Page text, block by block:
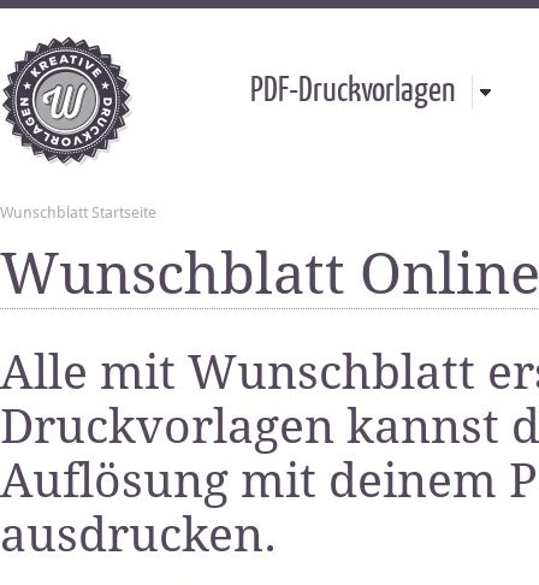
PDF-Druckvorlagen
Wunschblatt Startseite
Wunschblatt
Alle mit Wunschblatt
Druckvorlagen kannst
Auflösung mit deinem
ausdrucken.